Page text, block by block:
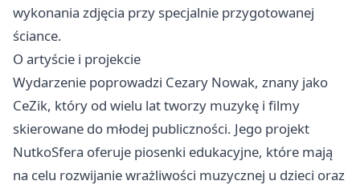
wykonania zdjęcia przy specjalnie przygotowanej
ściance.
O artyście i projekcie
Wydarzenie poprowadzi Cezary Nowak, znany jako
CeZik, który od wielu lat tworzy muzykę i filmy
skierowane do młodej publiczności. Jego projekt
NutkoSfera oferuje piosenki edukacyjne, które mają
na celu rozwijanie wrażliwości muzycznej u dzieci oraz